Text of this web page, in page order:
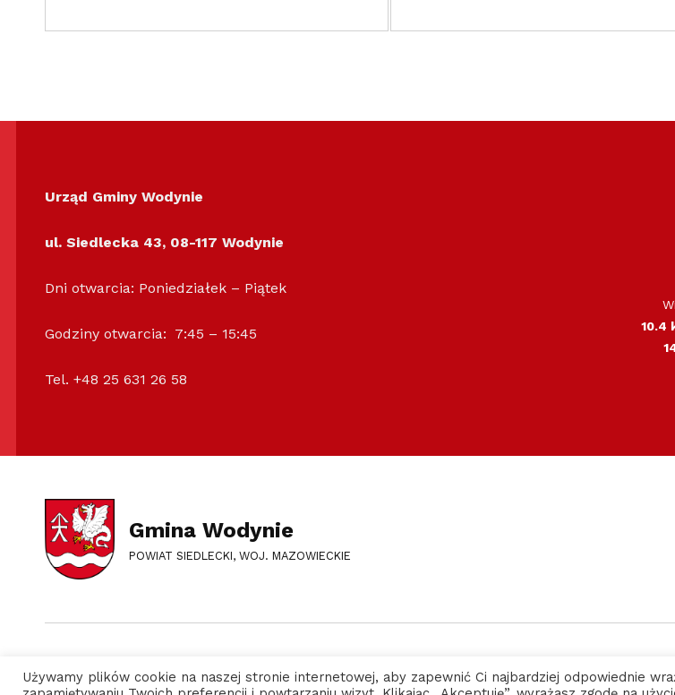
Urząd Gminy Wodynie
ul. Siedlecka 43, 08-117 Wodynie
Dni otwarcia: Poniedziałek – Piątek
Godziny otwarcia: 7:45 – 15:45
Tel. +48 25 631 26 58
10.4
Gmina Wodynie
POWIAT SIEDLECKI, WOJ. MAZOWIECKIE
Serdecznie witamy na nowej odsłonie strony
STREFA MIESZKAŃCA
Używamy plików cookie na naszej stronie internetowej, aby zapewnić Ci najbardziej odpowiednie